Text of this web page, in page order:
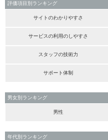
評価項目別ランキング
サイトのわかりやすさ
サービスの利用のしやすさ
スタッフの技術力
サポート体制
男女別ランキング
男性
年代別ランキング